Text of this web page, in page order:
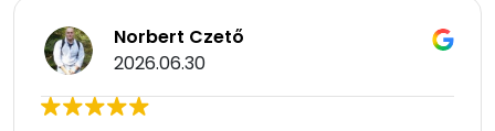
Norbert Czető
2026.06.30